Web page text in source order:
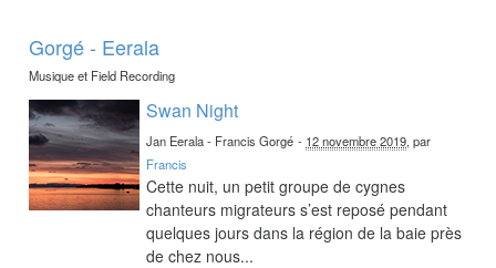
Gorgé - Eerala
Musique et Field Recording
Swan Night
Jan Eerala - Francis Gorgé - 12 novembre 2019, par
Francis
Cette nuit, un petit groupe de cygnes
chanteurs migrateurs s’est reposé pendant
quelques jours dans la région de la baie près
de chez nous...